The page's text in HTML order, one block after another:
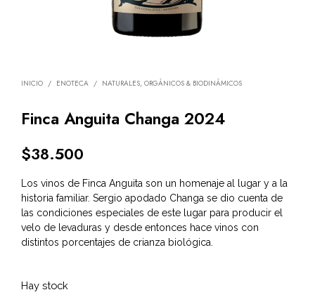
INICIO / ENOTECA / NATURALES, ORGÁNICOS & BIODINÁMICOS
Finca Anguita Changa 2024
$38.500
Los vinos de Finca Anguita son un homenaje al lugar y a la
historia familiar. Sergio apodado Changa se dio cuenta de
las condiciones especiales de este lugar para producir el
velo de levaduras y desde entonces hace vinos con
distintos porcentajes de crianza biológica.
Hay stock